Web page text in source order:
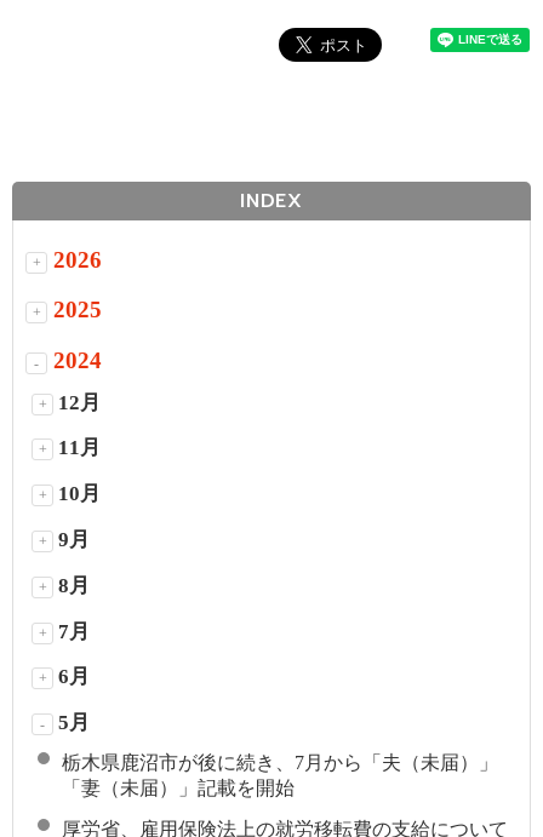
INDEX
+ 2026
+ 2025
- 2024
+ 12月
+ 11月
+ 10月
+ 9月
+ 8月
+ 7月
+ 6月
- 5月
栃木県鹿沼市が後に続き、7月から「夫（未届）」
「妻（未届）」記載を開始
厚労省、雇用保険法上の就労移転費の支給について